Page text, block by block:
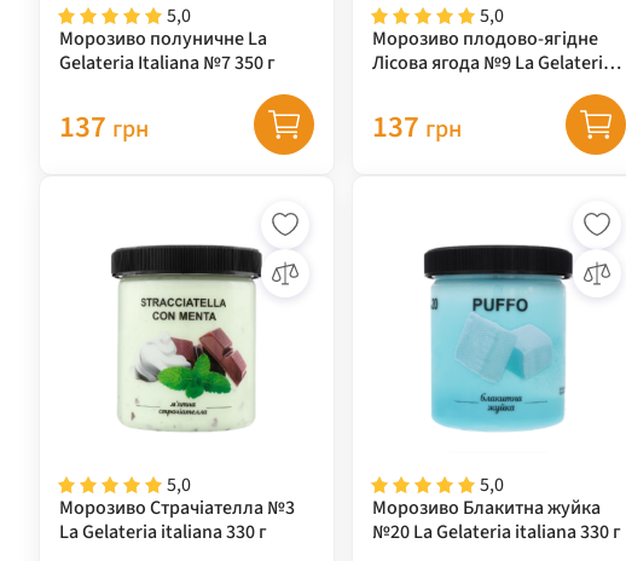
5,0
Морозиво полуничне La
Gelateria Italiana №7 350 г
137 грн
5,0
Морозиво плодово-ягідне
Лісова ягода №9 La Gelateria
137 грн
5,0
Морозиво Страчіателла №3
La Gelateria italiana 330 г
5,0
Морозиво Блакитна жуйка
№20 La Gelateria italiana 330 г